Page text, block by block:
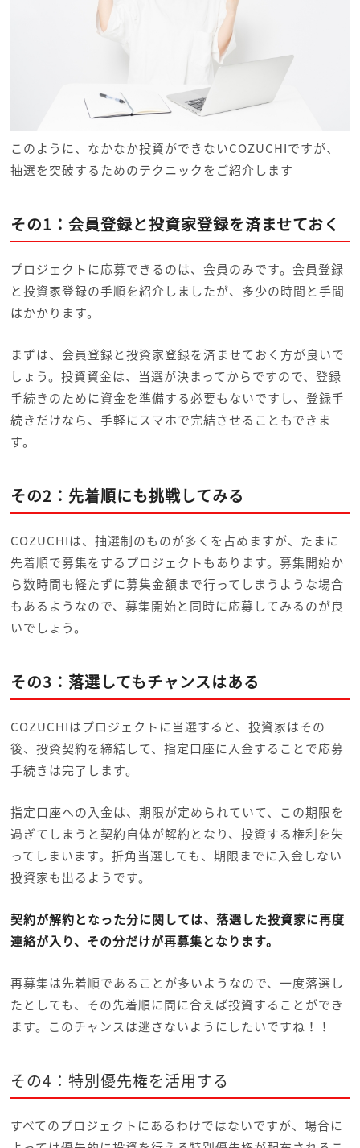
このように、なかなか投資ができないCOZUCHIですが、
抽選を突破するためのテクニックをご紹介します
その1：会員登録と投資家登録を済ませておく
プロジェクトに応募できるのは、会員のみです。会員登録
と投資家登録の手順を紹介しましたが、多少の時間と手間
はかかります。
まずは、会員登録と投資家登録を済ませておく方が良いで
しょう。投資資金は、当選が決まってからですので、登録
手続きのために資金を準備する必要もないですし、登録手
続きだけなら、手軽にスマホで完結させることもできま
す。
その2：先着順にも挑戦してみる
COZUCHIは、抽選制のものが多くを占めますが、たまに
先着順で募集をするプロジェクトもあります。募集開始か
ら数時間も経たずに募集金額まで行ってしまうような場合
もあるようなので、募集開始と同時に応募してみるのが良
いでしょう。
その3：落選してもチャンスはある
COZUCHIはプロジェクトに当選すると、投資家はその
後、投資契約を締結して、指定口座に入金することで応募
手続きは完了します。
指定口座への入金は、期限が定められていて、この期限を
過ぎてしまうと契約自体が解約となり、投資する権利を失
ってしまいます。折角当選しても、期限までに入金しない
投資家も出るようです。
契約が解約となった分に関しては、落選した投資家に再度
連絡が入り、その分だけが再募集となります。
再募集は先着順であることが多いようなので、一度落選し
たとしても、その先着順に間に合えば投資することができ
ます。このチャンスは逃さないようにしたいですね！！
その4：特別優先権を活用する
すべてのプロジェクトにあるわけではないですが、場合に